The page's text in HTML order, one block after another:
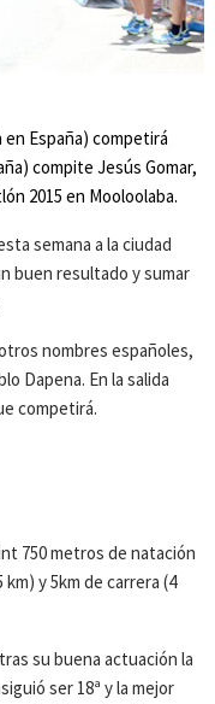
en España) competirá
compite Jesús Gomar,
2015 en Mooloolaba.
semana a la ciudad
buen resultado y sumar
nombres españoles,
Dapena. En la salida
competirá.
750 metros de natación
y 5km de carrera (4
su buena actuación la
ser 18ª y la mejor